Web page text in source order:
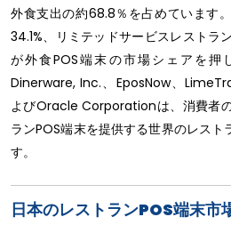
外食支出の約68.8％を占めています
34.1%、リミテッドサービスレストラ
が外食POS端末の市場シェアを押
Dinerware, Inc.、EposNow、
よびOracle Corporationは、消費者
ランPOS端末を提供する世界のレス
す。
日本のレストランPOS端末市